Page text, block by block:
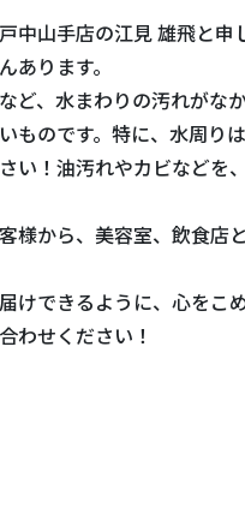
中山手店の江見 雄飛と申
あります。
ど、水まわりの汚れがな
ものです。特に、水周り
い！油汚れやカビなどを
様から、美容室、飲食店
けできるように、心をこ
わせください！